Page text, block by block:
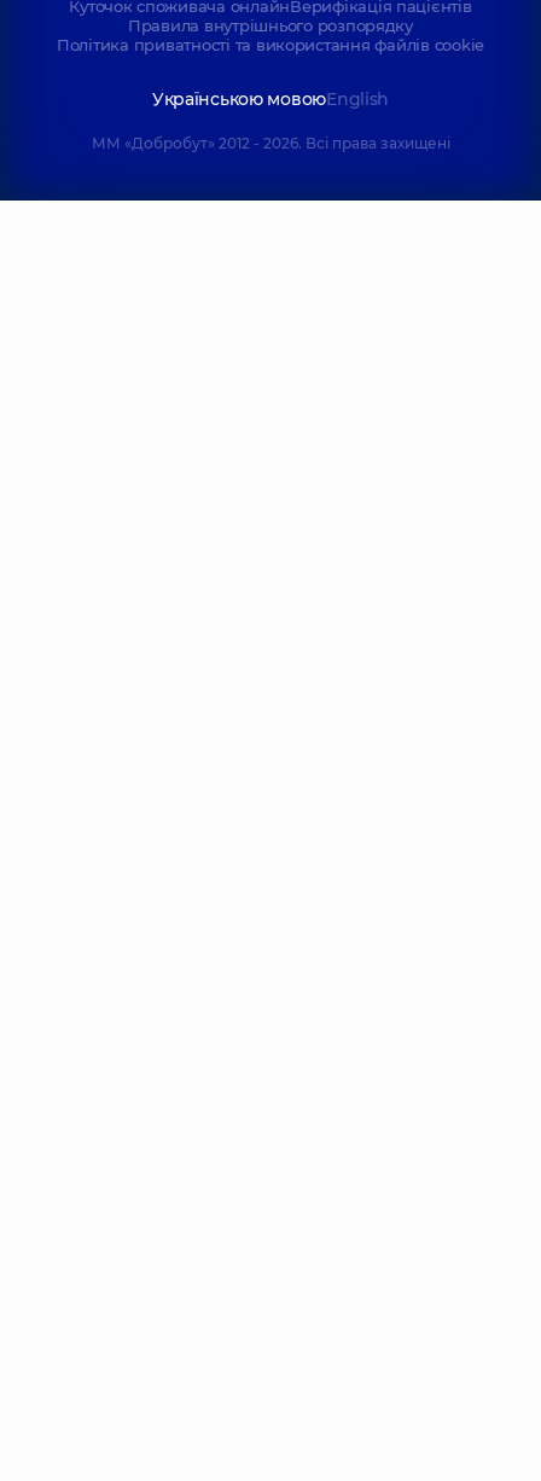
Куточок споживача онлайнВерифікація пацієнтів
Правила внутрішнього розпорядку
Політика приватності та використання файлів cookie
Українською мовоюEnglish
ММ «Добробут» 2012 - 2026. Всі права захищені